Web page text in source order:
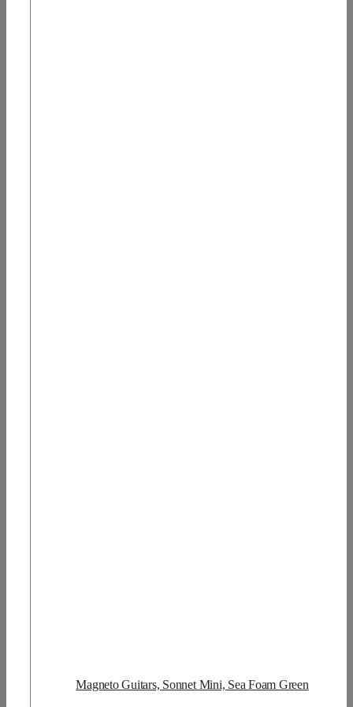
Magneto Guitars, Sonnet Mini, Sea Foam Green